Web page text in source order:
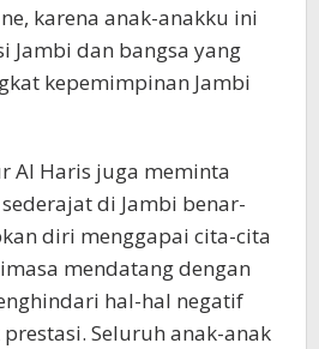
karena anak-anakku ini
Jambi dan bangsa yang
kepemimpinan Jambi
Al Haris juga meminta
di Jambi benar-
diri menggapai cita-cita
mendatang dengan
hal-hal negatif
Seluruh anak-anak